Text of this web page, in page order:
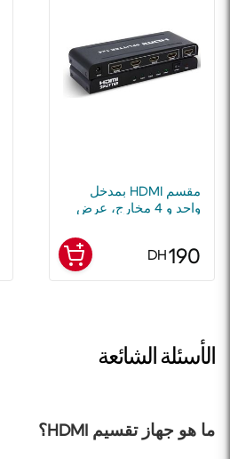
مقسم HDMI بمدخل
واحد و 4 مخارج، عرض
190
DH
الأسئلة الشائعة
ما هو جهاز تقسيم HDMI؟